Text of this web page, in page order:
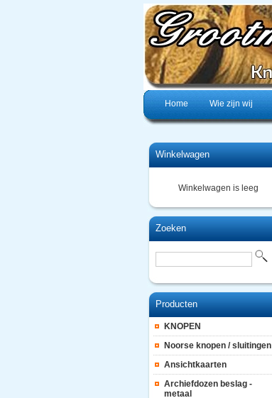
Home Wie zijn wij
Winkelwagen
Winkelwagen is leeg
Zoeken
Producten
KNOPEN
Noorse knopen / sluitingen
Ansichtkaarten
Archiefdozen beslag -
metaal